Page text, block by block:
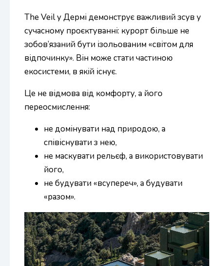
The Veil у Дермі демонструє важливий зсув у
сучасному проєктуванні: курорт більше не
зобов’язаний бути ізольованим «світом для
відпочинку». Він може стати частиною
екосистеми, в якій існує.
Це не відмова від комфорту, а його
переосмислення:
не домінувати над природою, а
співіснувати з нею,
не маскувати рельєф, а використовувати
його,
не будувати «всупереч», а будувати
«разом».